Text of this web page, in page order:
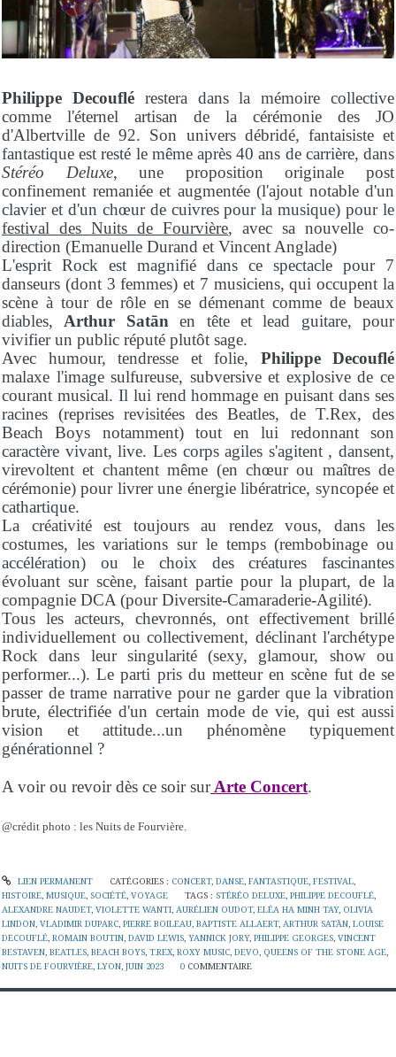
Philippe Decouflérestera dans la mémoire collective
comme l'éternel artisan de la cérémonie des JO
d'Albertville de 92. Son univers débridé, fantaisiste et
fantastique est resté le même après 40 ans de carrière, dans
Stéréo Deluxe, une proposition originale post
confinement remaniée et augmentée (l'ajout notable d'un
clavier et d'un chœur de cuivres pour la musique) pour le
festival des Nuits de Fourvière, avec sa nouvelle co-
direction (Emanuelle Durand et Vincent Anglade)
L'esprit Rock est magnifié dans ce spectacle pour 7
danseurs (dont 3 femmes) et 7 musiciens, qui occupent la
scène à tour de rôle en se démenant comme de beaux
diables, Arthur Satān en tête et lead guitare, pour
vivifier un public réputé plutôt sage.
Avec humour, tendresse et folie, Philippe Decouflé
malaxe l'image sulfureuse, subversive et explosive de ce
courant musical. Il lui rend hommage en puisant dans ses
racines (reprises revisitées des Beatles, de T.Rex, des
Beach Boys notamment) tout en lui redonnant son
caractère vivant, live. Les corps agiles s'agitent , dansent,
virevoltent et chantent même (en chœur ou maîtres de
cérémonie) pour livrer une énergie libératrice, syncopée et
cathartique.
La créativité est toujours au rendez vous, dans les
costumes, les variations sur le temps (rembobinage ou
accélération) ou le choix des créatures fascinantes
évoluant sur scène, faisant partie pour la plupart, de la
compagnie DCA (pour Diversite-Camaraderie-Agilité).
Tous les acteurs, chevronnés, ont effectivement brillé
individuellement ou collectivement, déclinant l'archétype
Rock dans leur singularité (sexy, glamour, show ou
performer...). Le parti pris du metteur en scène fut de se
passer de trame narrative pour ne garder que la vibration
brute, électrifiée d'un certain mode de vie, qui est aussi
vision et attitude...un phénomène typiquement
générationnel ?
A voir ou revoir dès ce soir surArte Concert.
@crédit photo : les Nuits de Fourvière.
LIEN PERMANENT CATÉGORIES : CONCERT, DANSE, FANTASTIQUE, FESTIVAL,
HISTOIRE MUSIQUE SOCIÉTÉ VOYAGE TAGS : STÉRÉO DELUXE ,PHILIPPE DECOUFLÉ
ALEXANDRE NAUDET, VIOLETTE WANTI AURÉLIEN OUDOT, ELÉA HA MINH TAY, OLIVIA
LINDON VLADIMIR DUPARC PIERRE BOILEAU BAPTISTE ALLAERT, ARTHUR SATĀN LOUISE
DECOUFLÉ ROMAIN BOUTIN DAVID LEWIS YANNICK JORY, PHILIPPE GEORGES VINCENT
BESTAVEN BEATLES BEACH BOYS T.REX ROXY MUSIC DEVO QUEENS OF THE STONE AGE
NUITS DE FOURVIÈRE LYON JUIN 2023 0 COMMENTAIRE